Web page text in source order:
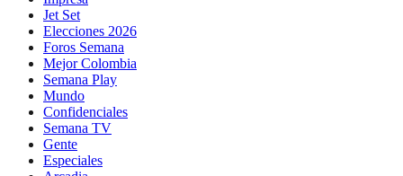
Jet Set
Elecciones 2026
Foros Semana
Mejor Colombia
Semana Play
Mundo
Confidenciales
Semana TV
Gente
Especiales